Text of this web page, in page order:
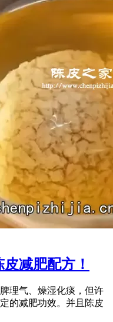
减肥配方！
理气、燥湿化痰，但许
的减肥功效。并且陈皮